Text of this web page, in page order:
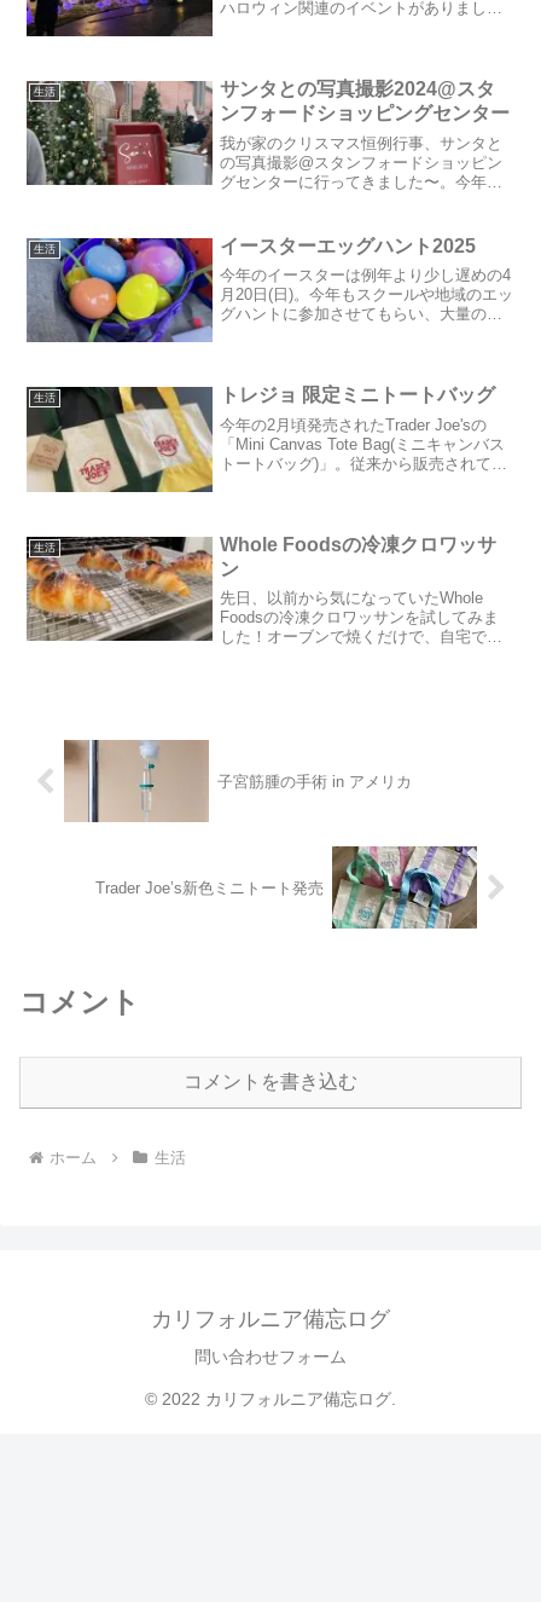
ハロウィン関連のイベントがありました
ィンパレード。今年は...
生活
サンタとの写真撮影2024@スタ
ンフォードショッピングセンター
我が家のクリスマス恒例行事、サンタと
の写真撮影@スタンフォードショッピン
グセンターに行ってきました〜。今年で3
(汗)、機材トラブルなどもあって1時間ほ
ど待ちました。...
生活 イースターエッグハント2025
今年のイースターは例年より少し遅めの4
月20日(日)。今年もスクールや地域のエッ
グハントに参加させてもらい、大量のエ
用の籠は紙袋で手作...
生活 トレジョ 限定ミニトートバッグ
今年の2月頃発売されたTrader Joe'sの
「Mini Canvas Tote Bag(ミニキャンバス
トートバッグ)」。従来から販売されてい
生活
Whole Foodsの冷凍クロワッサ
ン
先日、以前から気になっていたWhole
Foodsの冷凍クロワッサンを試してみま
した！オーブンで焼くだけで、自宅で本
子宮筋腫の手術 in アメリカ
Trader Joe’s新色ミニトート発売
コメント
コメントを書き込む
ホーム 生活
カリフォルニア備忘ログ
問い合わせフォーム
© 2022 カリフォルニア備忘ログ.